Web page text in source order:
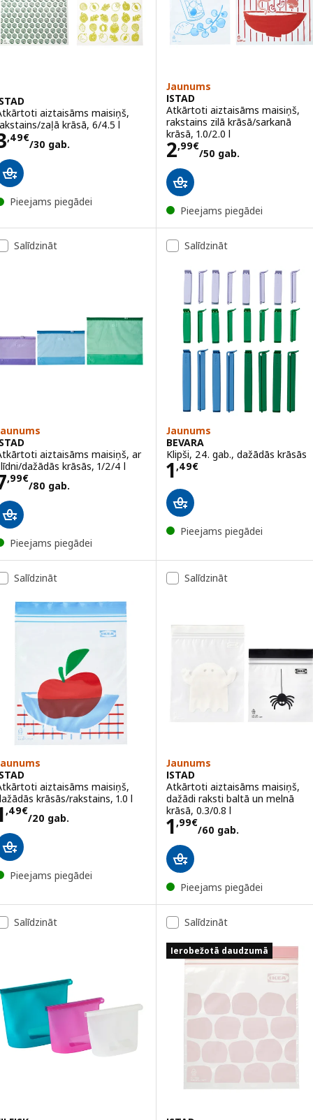
aiztaisāms maisiņš,
zaļā krāsā, 6/4.5 l
,49€
/30 gab.3,49€/30 gab.
Pieejams piegādei
Jaunums
ISTAD
Atkārtoti aiztaisāms maisiņš,
rakstains zilā krāsā/sarkanā
krāsā, 1.0/2.0 l
2,99€
/50 gab.
Cena 2,99€/50
Pieejams piegādei
Salīdzināt
aiztaisāms maisiņš, ar
dažādās krāsās, 1/2/4 l
,99€
/80 gab.7,99€/80 gab.
Pieejams piegādei
Salīdzināt
Jaunums
BEVARA
Klipši, 24. gab., dažādās krāsās
1,49€
Cena 1,49€
Pieejams piegādei
Salīdzināt
aiztaisāms maisiņš,
krāsās/rakstains, 1.0 l
,49€
/20 gab.1,49€/20 gab.
Pieejams piegādei
Salīdzināt
Jaunums
ISTAD
Atkārtoti aiztaisāms maisiņš,
dažādi raksti baltā un melnā
krāsā, 0.3/0.8 l
1,99€
/60 gab.
Cena 1,99€/60
Pieejams piegādei
Salīdzināt Salīdzināt
Ierobežotā daudzumā